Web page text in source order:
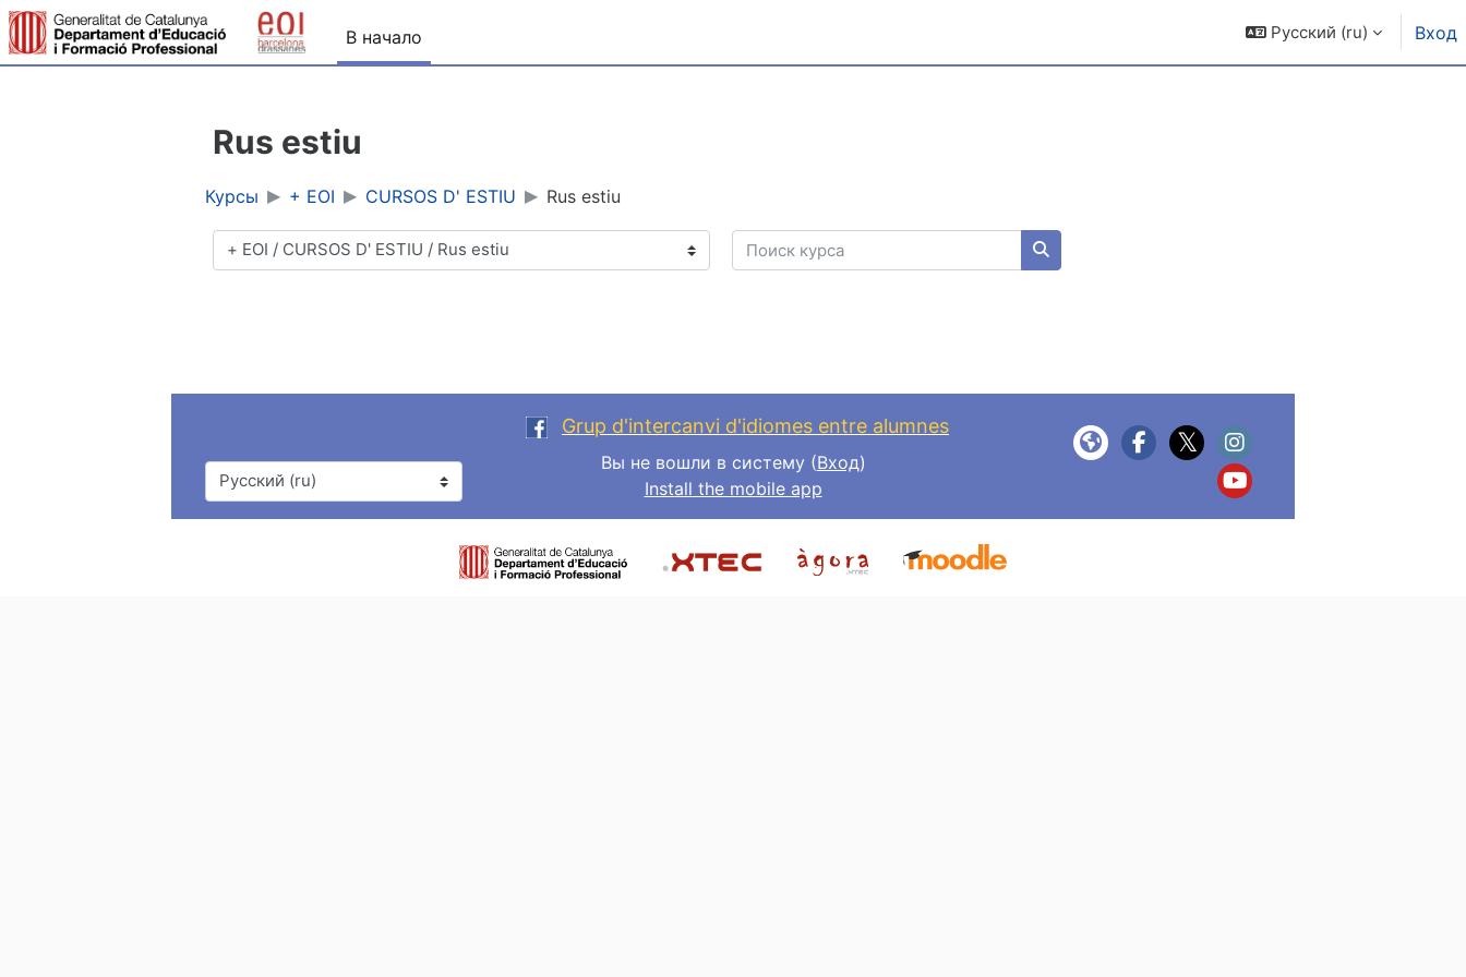
Перейти к основному содержанию
В начало
Русский ‎(ru)‎ Вход
Rus estiu
Курсы + EOI CURSOS D' ESTIU Rus estiu
Категории курсов
Поиск курса
Поиск курса
Язык
Grup d'intercanvi d'idiomes entre alumnes
Вы не вошли в систему (Вход)
Install the mobile app